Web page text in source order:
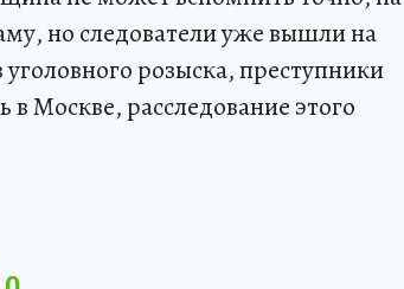
но следователи уже вышли на
розыска, преступники
Москве, расследование этого